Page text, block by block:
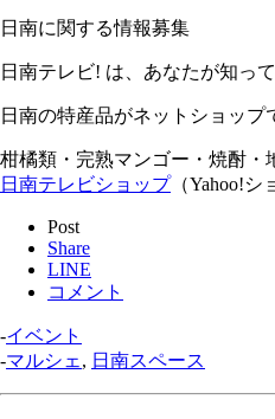
日南に関する情報募集
日南テレビ! は、あなたが知っ
日南の特産品がネットショップ
柑橘類・完熟マンゴー・焼酎・
日南テレビショップ（Yahoo!シ
Post
Share
LINE
コメント
-イベント
-マルシェ , 日南スペース